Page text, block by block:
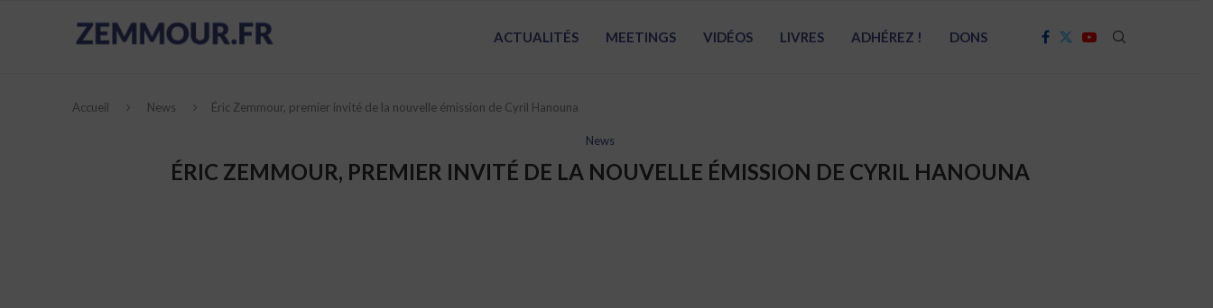
ACTUALITÉS MEETINGS VIDÉOS LIVRES ADHÉREZ ! DONS
Accueil News Éric Zemmour, premier invité de la nouvelle émission de Cyril Hanouna
News
ÉRIC ZEMMOUR, PREMIER INVITÉ DE LA NOUVELLE ÉMISSION DE CYRIL HANOUNA